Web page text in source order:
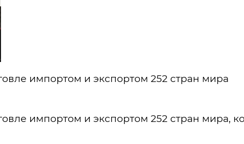
импортом и экспортом 252 стран мира
импортом и экспортом 252 стран мира,